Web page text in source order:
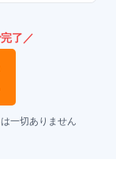
了／
一切ありません